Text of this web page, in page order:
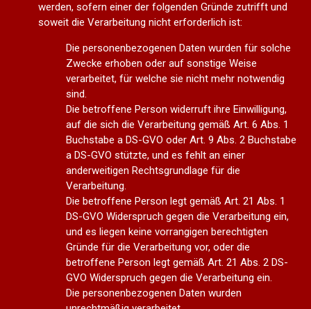
werden, sofern einer der folgenden Gründe zutrifft und
soweit die Verarbeitung nicht erforderlich ist:
Die personenbezogenen Daten wurden für solche
Zwecke erhoben oder auf sonstige Weise
verarbeitet, für welche sie nicht mehr notwendig
sind.
Die betroffene Person widerruft ihre Einwilligung,
auf die sich die Verarbeitung gemäß Art. 6 Abs. 1
Buchstabe a DS-GVO oder Art. 9 Abs. 2 Buchstabe
a DS-GVO stützte, und es fehlt an einer
anderweitigen Rechtsgrundlage für die
Verarbeitung.
Die betroffene Person legt gemäß Art. 21 Abs. 1
DS-GVO Widerspruch gegen die Verarbeitung ein,
und es liegen keine vorrangigen berechtigten
Gründe für die Verarbeitung vor, oder die
betroffene Person legt gemäß Art. 21 Abs. 2 DS-
GVO Widerspruch gegen die Verarbeitung ein.
Die personenbezogenen Daten wurden